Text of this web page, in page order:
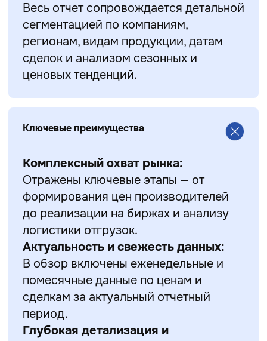
Весь отчет сопровождается детальной
сегментацией по компаниям,
регионам, видам продукции, датам
сделок и анализом сезонных и
ценовых тенденций.
Ключевые преимущества
Комплексный охват рынка:
Отражены ключевые этапы — от
формирования цен производителей
до реализации на биржах и анализу
логистики отгрузок.
Актуальность и свежесть данных:
В обзор включены еженедельные и
помесячные данные по ценам и
сделкам за актуальный отчетный
период.
Глубокая детализация и